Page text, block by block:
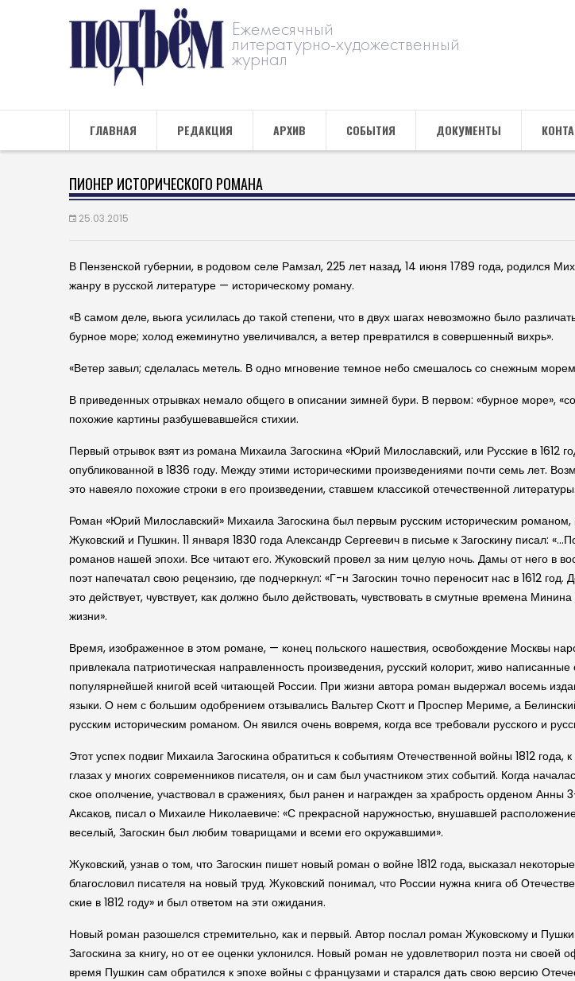
Ежемесячный
литературно-художественный
журнал
ГЛАВНАЯ РЕДАКЦИЯ АРХИВ СОБЫТИЯ ДОКУМЕНТЫ
ПИОНЕР ИСТОРИЧЕСКОГО РОМАНА
25.03.2015
В Пензен­ской губернии, в родовом селе Рамзал, 225 лет назад, 14 июня 1789 года, родился
жанру в рус­ской литературе — историче­скому роману.
«В самом деле, вьюга усилилась до такой степени, что в двух шагах невозможно было
бурное море; холод ежеминутно увеличивался, а ветер превратился в совершенный вихрь».
«Ветер завыл; сделалась метель. В одно мгновение темное небо смешалось со снежным
В приведенных отрывках немало общего в описании зимней бури. В первом: «бурное море»,
похожие картины разбушевавшейся стихии.
Первый отрывок взят из романа Михаила Заго­скина «Юрий Милослав­ский, или Рус­ские в 1612
опубликованной в 1836 году. Между этими исто­риче­скими произведениями почти семь лет.
это навеяло похожие строки в его произведении, ставшем классикой отечественной литературы.
Роман «Юрий Милослав­ский» Михаила Заго­скина был первым рус­ским историче­ским
Жуков­ский и Пушкин. 11 января 1830 года Александр Сергеевич в письме к Заго­скину писал:
романов нашей эпохи. Все читают его. Жуков­ский провел за ним целую ночь. Дамы от него в
поэт напечатал свою рецензию, где подчеркнул: «Г-н Заго­скин точно переносит нас в 1612
это действует, чувствует, как должно было действовать, чувствовать в смутные времена
жизни».
Время, изображенное в этом романе, — конец поль­ского нашествия, освобождение Москвы
привлекала патри­отиче­ская направленность произведения, рус­ский колорит, живо
популярнейшей книгой всей читающей России. При жизни автора роман выдержал восемь
языки. О нем с большим одобрением отзывались Вальтер Скотт и Проспер Мериме, а
рус­ским историче­ским романом. Он явился очень вовремя, когда все требовали рус­ского и
Этот успех подвиг Михаила Заго­скина обратиться к событиям Отечественной войны 1812
глазах у многих современников писателя, он и сам был участником этих событий. Когда
ское ополчение, участвовал в сражениях, был ранен и награжден за храбрость орденом Анны
Аксаков, писал о Михаиле Николаевиче: «С прекрасной наружностью, внушавшей
веселый, Заго­скин был любим товарищами и всеми его окружавшими».
Жуков­ский, узнав о том, что Заго­скин пишет новый роман о войне 1812 го­да, высказал
благословил писателя на новый труд. Жуков­ский понимал, что России нужна книга об
ские в 1812 году» и был ответом на эти ожидания.
Новый роман разошелся стремительно, как и первый. Автор послал роман Жуков­скому и
Заго­скина за книгу, но от ее оценки уклонился. Новый роман не удовлетворил поэта ни
время Пушкин сам обратился к эпохе войны с французами и старался дать свою версию